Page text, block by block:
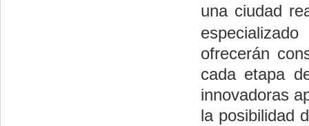
una ciudad
ofrecerán
cada etapa
innovadoras
la posibilidad